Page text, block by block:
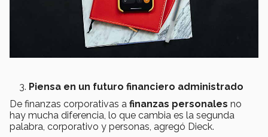
Piensa en un futuro financiero administrado
De finanzas corporativas a finanzas personales no
hay mucha diferencia, lo que cambia es la segunda
palabra, corporativo y personas, agregó Dieck.